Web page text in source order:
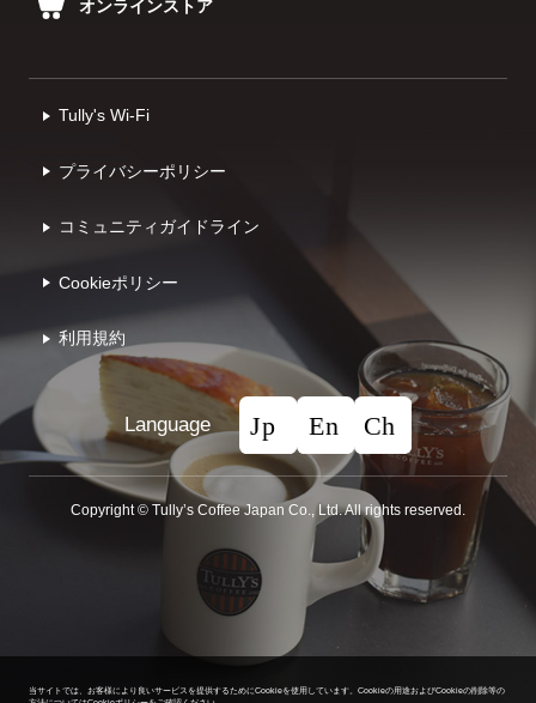
オンラインストア
Tully's Wi-Fi
プライバシーポリシー
コミュニティガイドライン
Cookieポリシー
利⽤規約
Language
Copyright © Tullyʼs Coffee Japan Co., Ltd. All rights reserved.
当サイトでは、お客様により良いサービスを提供するためにCookieを使用しています。 Cookieの用途およびCookieの削除等の